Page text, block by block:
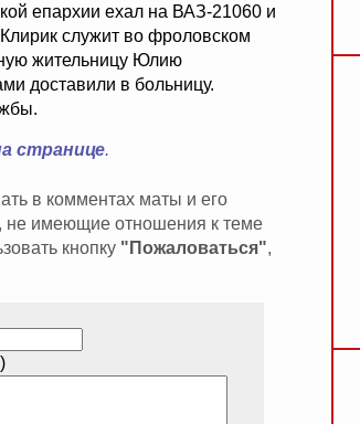
епархии ехал на ВАЗ-21060 и
служит во фроловском
жительницу Юлию
доставили в больницу.
странице.
в комментах маты и его
не имеющие отношения к теме
кнопку "Пожаловаться",